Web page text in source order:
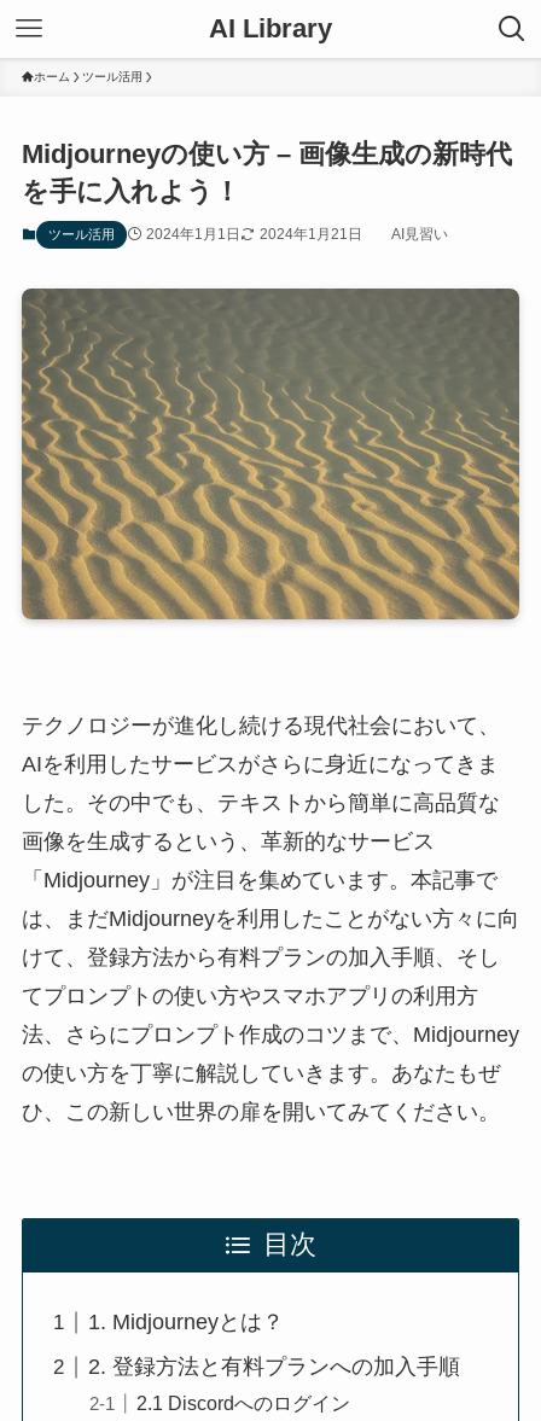
AI Library
ホーム ツール活用
Midjourneyの使い方 – 画像生成の新時代
を手に入れよう！
ツール活用 2024年1月1日 2024年1月21日 AI見習い
テクノロジーが進化し続ける現代社会において、
AIを利用したサービスがさらに身近になってきま
した。その中でも、テキストから簡単に高品質な
画像を生成するという、革新的なサービス
「Midjourney」が注目を集めています。本記事で
は、まだMidjourneyを利用したことがない方々に向
けて、登録方法から有料プランの加入手順、そし
てプロンプトの使い方やスマホアプリの利用方
法、さらにプロンプト作成のコツまで、Midjourney
の使い方を丁寧に解説していきます。あなたもぜ
ひ、この新しい世界の扉を開いてみてください。
目次
1. Midjourneyとは？
2. 登録方法と有料プランへの加入手順
2.1 Discordへのログイン